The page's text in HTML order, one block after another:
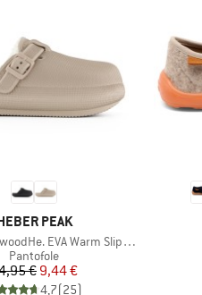
PEAK
EVA Warm Slippers
Gruppo di prodotti
Pantofole
Prezzo
€Prezzo ridotto
9,44 €
4,7(25)